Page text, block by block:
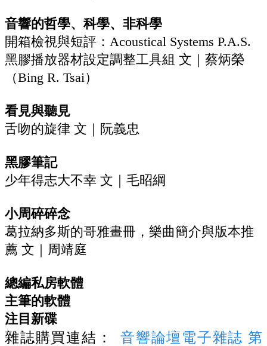
音響的哲學、科學、非科學
開箱檢視與短評：Acoustical Systems P.A.S.
黑膠播放器材設定調整工具組 文｜蔡炳榮
（Bing R. Tsai）
看見與聽見
舌吻的旋律 文｜阮義忠
黑膠筆記
少年得志大不幸 文｜毛昭綱
小周碎碎念
葛拉納多斯的哥雅畫冊，樂曲簡介與版本推
薦 文｜周靖庭
總編私房軟體
主筆的軟體
注目新碟
雜誌購買連結：
音響論壇電子雜誌 第